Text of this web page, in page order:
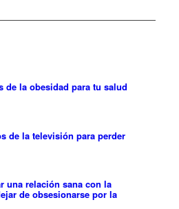
de la obesidad para tu salud
de la televisión para perder
una relación sana con la
de obsesionarse por la